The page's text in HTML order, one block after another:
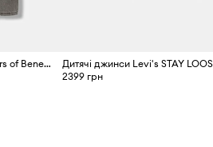
Дитячі джинси United Colors of Benetton
2399 грн